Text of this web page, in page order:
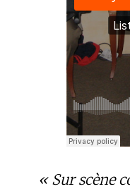
« Sur scène